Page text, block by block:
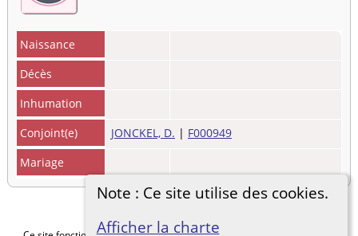
Note : Ce site utilise des cookies.
Afficher la charte
Naissance
Décès
Inhumation
Conjoint(e)
JONCKEL, D. | F000949
Mariage